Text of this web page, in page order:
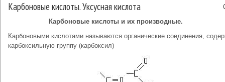
Карбоновые кислоты. Уксусная кислота
Карбоновые кислоты и их производные.
Карбоновыми кислотами называются органические соединения,
карбоксильную группу (карбоксил)